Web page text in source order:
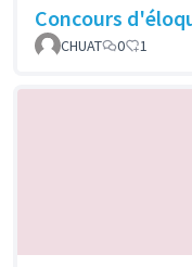
Concours
CHUAT
0 1